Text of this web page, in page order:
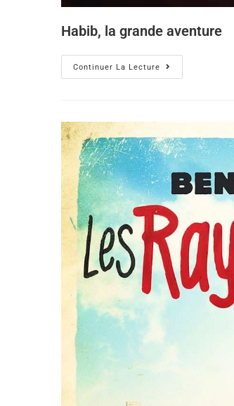
Habib, la grande aventure
Continuer La Lecture